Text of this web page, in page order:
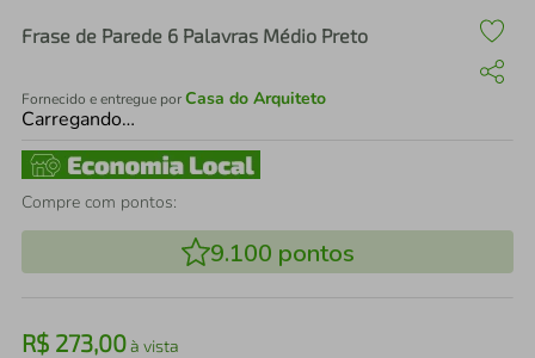
Frase de Parede 6 Palavras Médio Preto
Fornecido e entregue porCasa do Arquiteto
Carregando…
Compre com pontos:
9.100 pontos
R$ 273,00à vista